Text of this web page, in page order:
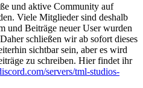
und aktive Community auf
Viele Mitglieder sind deshalb
und Beiträge neuer User wurden
schließen wir ab sofort dieses
sichtbar sein, aber es wird
zu schreiben. Hier findet ihr
servers/tml-studios-